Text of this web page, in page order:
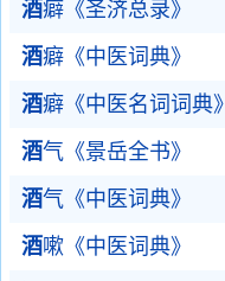
酒癖《圣济总录》
酒癖《中医词典》
酒癖《中医名词词典》
酒气《景岳全书》
酒气《中医词典》
酒嗽《中医词典》